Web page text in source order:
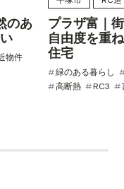
のあ
物件
プラザ富｜
自由度を重
住宅
緑のある暮らし
高断熱
RC3